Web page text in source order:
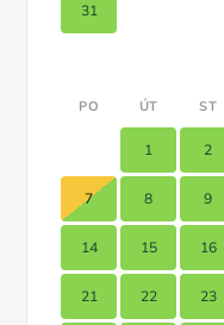
31
PO ÚT ST
1 2
7 8 9
14 15 16
21 22 23